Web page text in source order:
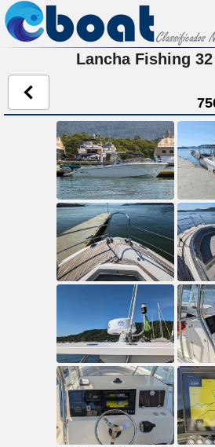
Lancha Fishing